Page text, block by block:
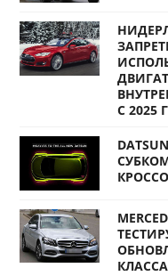
С 2025
КЛАССА